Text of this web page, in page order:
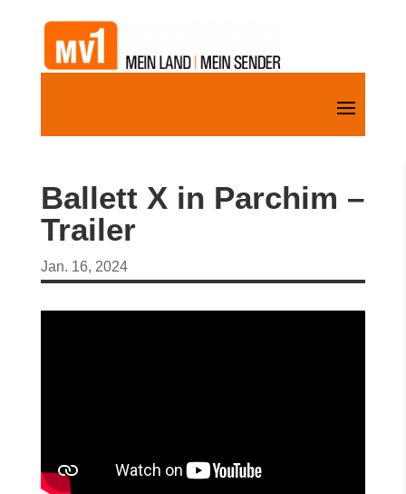
Ballett X in Parchim –
Trailer
Jan. 16, 2024